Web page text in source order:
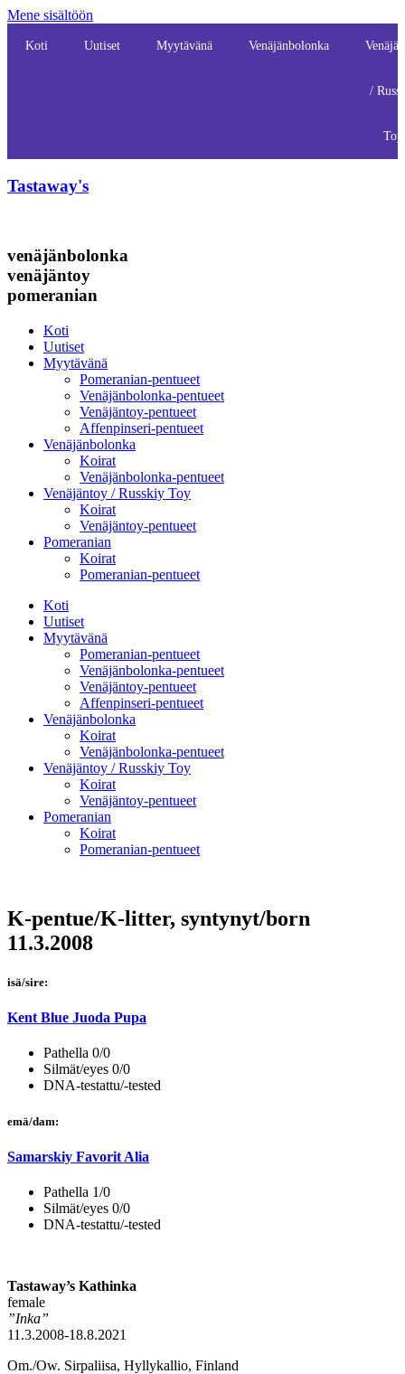
Mene sisältöön
Koti Uutiset Myytävänä Venäjänbolonka
/
Toy
Tastaway's
venäjänbolonka
venäjäntoy
pomeranian
Koti
Uutiset
Myytävänä
Pomeranian-pentueet
Venäjänbolonka-pentueet
Venäjäntoy-pentueet
Affenpinseri-pentueet
Venäjänbolonka
Koirat
Venäjänbolonka-pentueet
Venäjäntoy / Russkiy Toy
Koirat
Venäjäntoy-pentueet
Pomeranian
Koirat
Pomeranian-pentueet
Koti
Uutiset
Myytävänä
Pomeranian-pentueet
Venäjänbolonka-pentueet
Venäjäntoy-pentueet
Affenpinseri-pentueet
Venäjänbolonka
Koirat
Venäjänbolonka-pentueet
Venäjäntoy / Russkiy Toy
Koirat
Venäjäntoy-pentueet
Pomeranian
Koirat
Pomeranian-pentueet
K-pentue/K-litter, syntynyt/born
11.3.2008
isä/sire:
Kent Blue Juoda Pupa
Pathella 0/0
Silmät/eyes 0/0
DNA-testattu/-tested
emä/dam:
Samarskiy Favorit Alia
Pathella 1/0
Silmät/eyes 0/0
DNA-testattu/-tested
Tastaway’s Kathinka
female
”Inka”
11.3.2008-18.8.2021
Om./Ow. Sirpaliisa, Hyllykallio, Finland